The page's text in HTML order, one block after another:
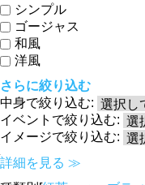
シンプル
ゴージャス
和風
洋風
さらに絞り込む
中身で絞り込む:
イベントで絞り込む:
イメージで絞り込む:
詳細を見る ≫